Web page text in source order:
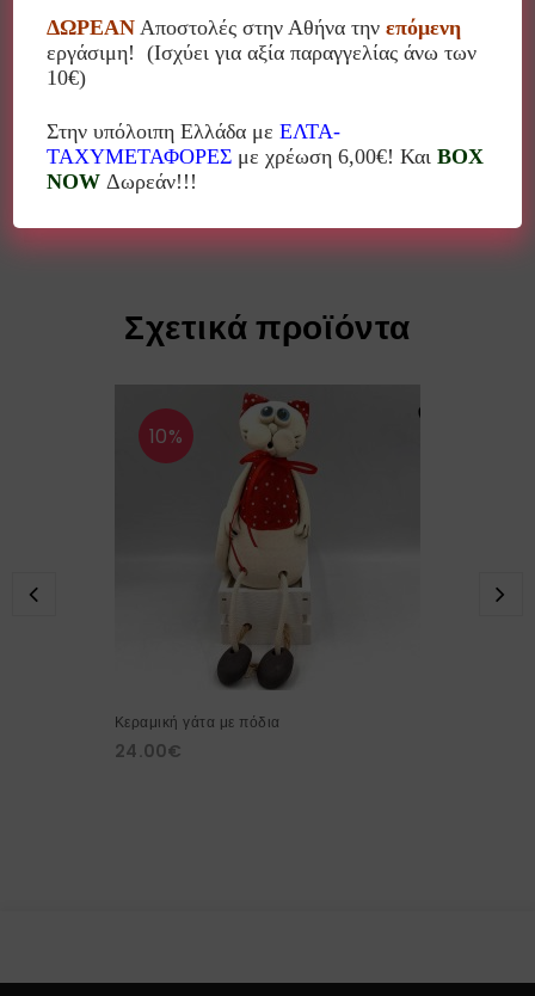
Από το 1995 διατηρεί εργαστήριο κεραμικής στις
Σέρρες.
παιδιά και ενήλικες. Έχει πάρει μέρος σε πολλές
ομαδικές εκθέσεις.
Σχετικά προϊόντα
10%
Κεραμική γάτα με πόδια
24.00€
ΔΩΡΕΑΝ Αποστολές στην Αθήνα τηνεπόμενη
εργάσιμη! (Ισχύει για αξία παραγγελίας άνω των
10€)
Στην υπόλοιπη Ελλάδα μεΕΛΤΑ-
ΤΑΧΥΜΕΤΑΦΟΡΕΣ με χρέωση 6,00€! ΚαιBOX
NOW Δωρεάν!!!